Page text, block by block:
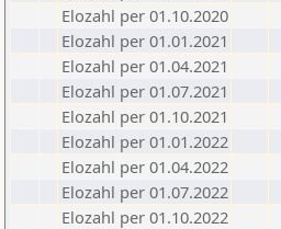
Elozahl per 01.10.2020
Elozahl per 01.01.2021
Elozahl per 01.04.2021
Elozahl per 01.07.2021
Elozahl per 01.10.2021
Elozahl per 01.01.2022
Elozahl per 01.04.2022
Elozahl per 01.07.2022
Elozahl per 01.10.2022